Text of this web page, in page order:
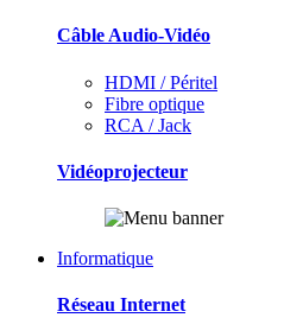
Câble Audio-Vidéo
HDMI / Péritel
Fibre optique
RCA / Jack
Vidéoprojecteur
Informatique
Réseau Internet